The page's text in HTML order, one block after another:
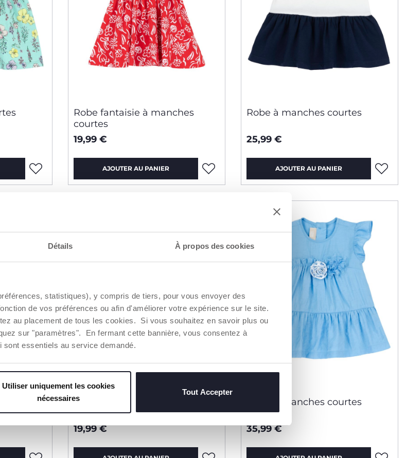
Détails À propos des cookies
statistiques), y compris de tiers, pour vous envoyer des
de vos préférences ou afin d'améliorer votre expérience sur le site.
au placement de tous les cookies. Si vous souhaitez en savoir plus ou
sur "paramètres". En fermant cette bannière, vous consentez à
sont essentiels au service demandé.
Utiliser uniquement les cookies
nécessaires
Tout Accepter
Robe fantaisie à manches
courtes
19,99 €
AJOUTER AU PANIER
Robe à manches courtes
25,99 €
AJOUTER AU PANIER
Robe à fines bretelles
19,99 €
Robe à manches courtes
35,99 €